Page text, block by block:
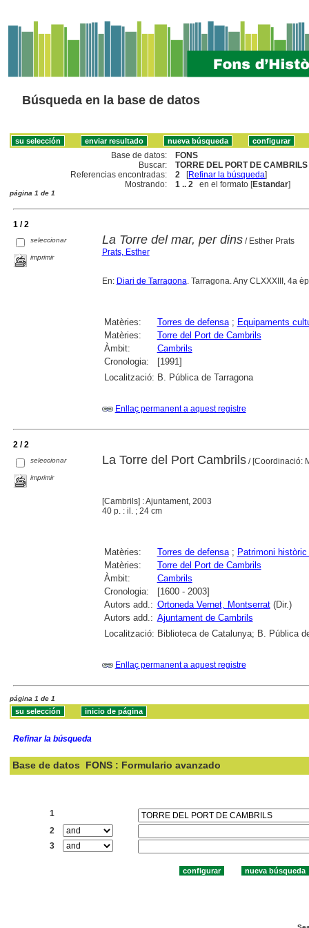
Búsqueda en la base de datos
Base de datos:
FONS
Buscar:
TORRE DEL PORT DE
Referencias encontradas:
2 [Refinar la búsqueda]
Mostrando:
1 .. 2 en el formato [Estandar]
página 1 de 1
1 / 2
seleccionar
imprimir
La Torre del mar, per dins/ Esther Prats
Prats, Esther
En: Diari de Tarragona. Tarragona. Any CLXXXIII, 4a
Matèries: Torres de defensa; Equipaments
Matèries:
Torre del Port de Cambrils
Àmbit:
Cambrils
Cronologia:
[1991]
Localització: B. Pública de Tarragona
Enllaç permanent a aquest registre
2 / 2
seleccionar
imprimir
La Torre del Port Cambrils/ [Coordinació:
[Cambrils] : Ajuntament, 2003
40 p. : il. ; 24 cm
Matèries: Torres de defensa; Patrimoni
Matèries:
Torre del Port de Cambrils
Àmbit:
Cambrils
Cronologia:
[1600 - 2003]
Autors add.: Ortoneda Vernet, Montserrat(Dir.)
Autors add.: Ajuntament de Cambrils
Localització: Biblioteca de Catalunya; B. Pública
Enllaç permanent a aquest registre
página 1 de 1
Refinar la búsqueda
Base de datos FONS : Formulario avanzado
1
2
3